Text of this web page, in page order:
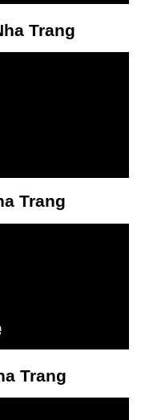
Trang
Trang
Trang